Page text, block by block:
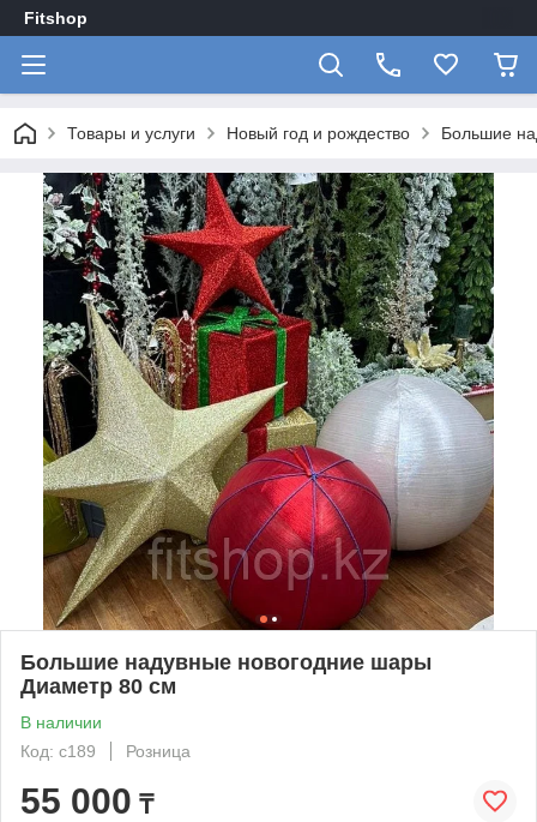
Fitshop
Товары и услуги Новый год и рождество Большие
Большие надувные новогодние шары
Диаметр 80 см
В наличии
Код: c189
Розница
55 000 ₸